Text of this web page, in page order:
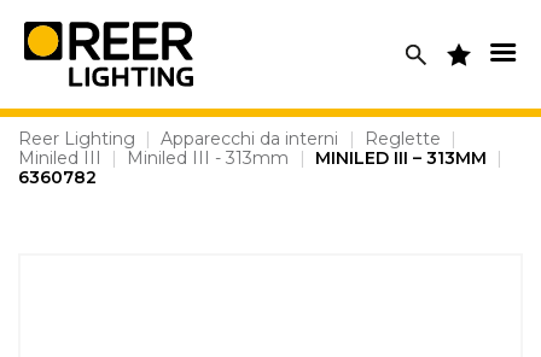
content
Reer Lighting | Apparecchi da interni | Reglette
|
Miniled III
| Miniled III - 313mm | MINILED III – 313MM
|
6360782